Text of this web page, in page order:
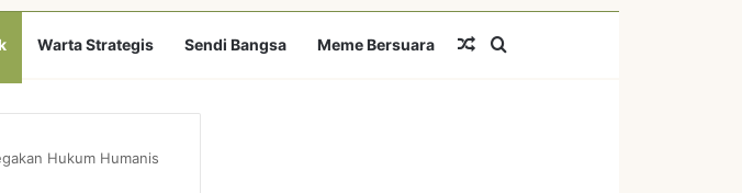
Warta Strategis Sendi Bangsa Meme Bersuara Random Article
Hukum Humanis